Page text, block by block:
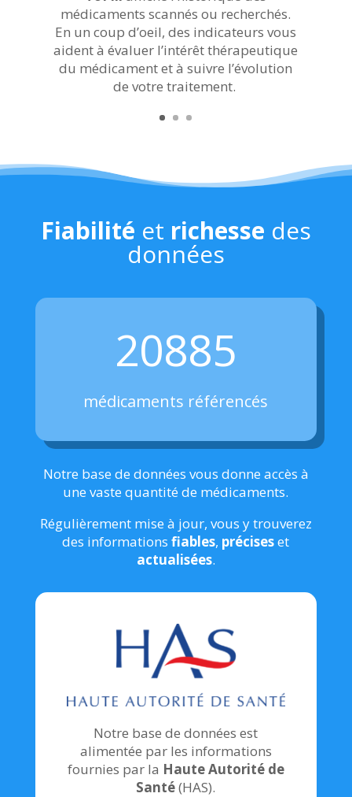
médicaments scannés ou recherchés.
En un coup d’oeil, des indicateurs vous
aident à évaluer l’intérêt thérapeutique
du médicament et à suivre l’évolution
de votre traitement.
Fiabilité et richesse des
données
20885
médicaments référencés
Notre base de données vous donne accès à
une vaste quantité de médicaments.
Régulièrement mise à jour, vous y trouverez
des informationsfiables, préciseset
actualisées.
Notre base de données est
alimentée par les informations
fournies par la Haute Autorité de
Santé(HAS).